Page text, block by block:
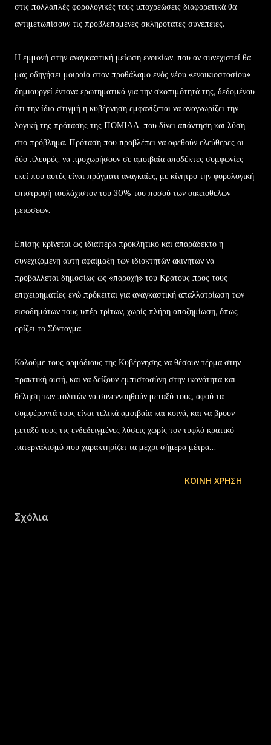
στις πολλαπλές φορολογικές τους υποχρεώσεις διαφορετικά θα
αντιμετωπίσουν τις προβλεπόμενες σκληρότατες συνέπειες.
Η εμμονή στην αναγκαστική μείωση ενοικίων, που αν συνεχιστεί θα
μας οδηγήσει μοιραία στον προθάλαμο ενός νέου «ενοικιοστασίου»
δημιουργεί έντονα ερωτηματικά για την σκοπιμότητά της, δεδομένου
ότι την ίδια στιγμή η κυβέρνηση εμφανίζεται να αναγνωρίζει την
λογική της πρότασης της ΠΟΜΙΔΑ, που δίνει απάντηση και λύση
στο πρόβλημα. Πρόταση που προβλέπει να αφεθούν ελεύθερες οι
δύο πλευρές, να προχωρήσουν σε αμοιβαία αποδέκτες συμφωνίες
εκεί που αυτές είναι πράγματι αναγκαίες, με κίνητρο την φορολογική
επιστροφή τουλάχιστον του 30% του ποσού των οικειοθελών
μειώσεων.
Επίσης κρίνεται ως ιδιαίτερα προκλητικό και απαράδεκτο η
συνεχιζόμενη αυτή αφαίμαξη των ιδιοκτητών ακινήτων να
προβάλλεται δημοσίως ως «παροχή» του Κράτους προς τους
επιχειρηματίες ενώ πρόκειται για αναγκαστική απαλλοτρίωση των
εισοδημάτων τους υπέρ τρίτων, χωρίς πλήρη αποζημίωση, όπως
ορίζει το Σύνταγμα.
Καλούμε τους αρμόδιους της Κυβέρνησης να θέσουν τέρμα στην
πρακτική αυτή, και να δείξουν εμπιστοσύνη στην ικανότητα και
θέληση των πολιτών να συνεννοηθούν μεταξύ τους, αφού τα
συμφέροντά τους είναι τελικά αμοιβαία και κοινά, και να βρουν
μεταξύ τους τις ενδεδειγμένες λύσεις χωρίς τον τυφλό κρατικό
πατερναλισμό που χαρακτηρίζει τα μέχρι σήμερα μέτρα…
ΚΟΙΝΉ ΧΡΉΣΗ
Σχόλια